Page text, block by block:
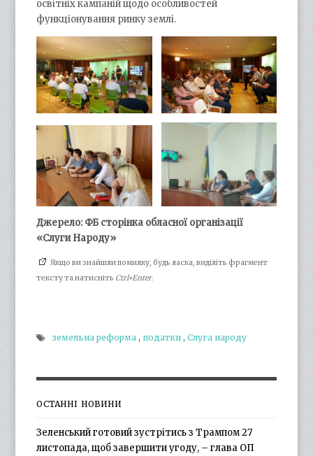
освітніх кампаній щодо особливостей
функціонування ринку землі.
Джерело: ФБ сторінка обласної організації
«Слуги Народу»
Якщо ви знайшли помилку, будь ласка, виділіть фрагмент
тексту та натисніть Ctrl+Enter.
земельна реформа , податки ,Слуга народу
ОСТАННІ НОВИНИ
Зеленський готовий зустрітись з Трампом 27
листопада, щоб завершити угоду, – глава ОП